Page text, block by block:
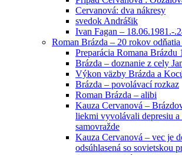
Cervanová: dva nákresy
svedok Andrášik
Ivan Fagan – 18.06.1981.-
Roman Brázda – 20 rokov
Preparácia Romana Brázdu
Brázda – doznanie z cely
Výkon väzby Brázda a
Brázda – povolávací rozkaz
Roman Brázda – alibi
Kauza Cervanová –
liekmi vyvolávali depresiu
samovražde
Kauza Cervanová – vec je
odsúhlasená so sovietskou